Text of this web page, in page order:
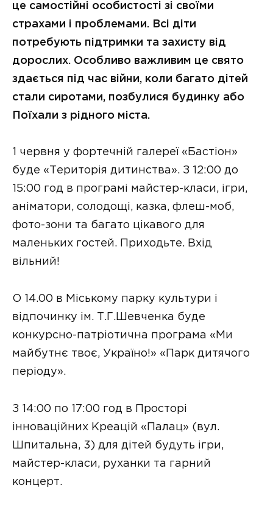
це самостійні особистості зі своїми
страхами і проблемами. Всі діти
потребують підтримки та захисту від
дорослих. Особливо важливим це свято
здається під час війни, коли багато дітей
стали сиротами, позбулися будинку або
Поїхали з рідного міста.
1 червня у фортечній галереї «Бастіон»
буде «Територія дитинства». З 12:00 до
15:00 год в програмі майстер-класи, ігри,
аніматори, солодощі, казка, флеш-моб,
фото-зони та багато цікавого для
маленьких гостей. Приходьте. Вхід
вільний!
О 14.00 в Міському парку культури і
відпочинку ім. Т.Г.Шевченка буде
конкурсно-патріотична програма «Ми
майбутнє твоє, Україно!» «Парк дитячого
періоду».
З 14:00 по 17:00 год в Просторі
інноваційних Креацій «Палац» (вул.
Шпитальна, 3) для дітей будуть ігри,
майстер-класи, руханки та гарний
концерт.